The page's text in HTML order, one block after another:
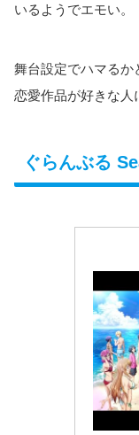
いるようでエモい。
舞台設定でハマるか
恋愛作品が好きな人
ぐらんぶる